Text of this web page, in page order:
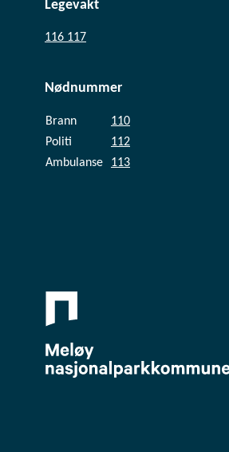
Legevakt
116 117
Nødnummer
Brann
110
Politi
112
Ambulanse
113